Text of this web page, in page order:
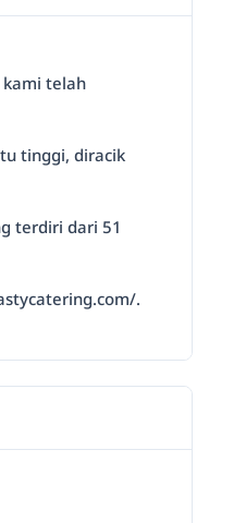
kami telah
tinggi, diracik
terdiri dari 51
.